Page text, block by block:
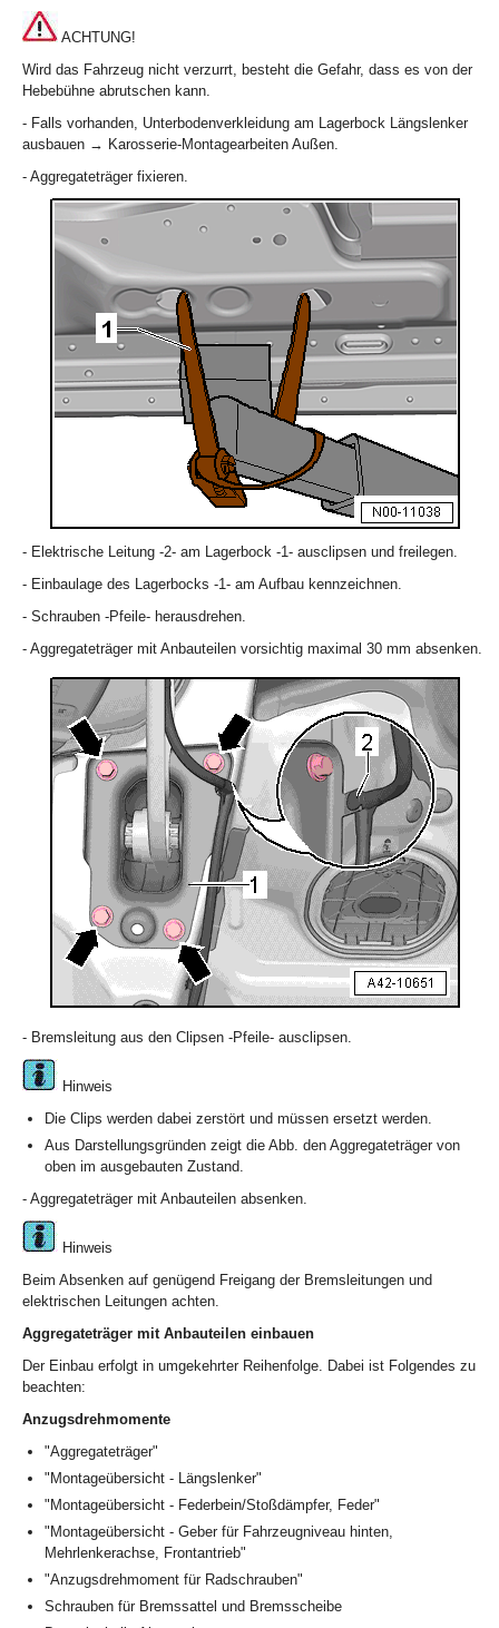
ACHTUNG!
Wird das Fahrzeug nicht verzurrt, besteht die Gefahr, dass es von der
Hebebühne abrutschen kann.
- Falls vorhanden, Unterbodenverkleidung am Lagerbock Längslenker
ausbauen → Karosserie-Montagearbeiten Außen.
- Aggregateträger fixieren.
- Elektrische Leitung -2- am Lagerbock -1- ausclipsen und freilegen.
- Einbaulage des Lagerbocks -1- am Aufbau kennzeichnen.
- Schrauben -Pfeile- herausdrehen.
- Aggregateträger mit Anbauteilen vorsichtig maximal 30 mm absenken.
- Bremsleitung aus den Clipsen -Pfeile- ausclipsen.
Hinweis
Die Clips werden dabei zerstört und müssen ersetzt werden.
Aus Darstellungsgründen zeigt die Abb. den Aggregateträger von
oben im ausgebauten Zustand.
- Aggregateträger mit Anbauteilen absenken.
Hinweis
Beim Absenken auf genügend Freigang der Bremsleitungen und
elektrischen Leitungen achten.
Aggregateträger mit Anbauteilen einbauen
Der Einbau erfolgt in umgekehrter Reihenfolge. Dabei ist Folgendes zu
beachten:
Anzugsdrehmomente
"Aggregateträger"
"Montageübersicht - Längslenker"
"Montageübersicht - Federbein/Stoßdämpfer, Feder"
"Montageübersicht - Geber für Fahrzeugniveau hinten,
Mehrlenkerachse, Frontantrieb"
"Anzugsdrehmoment für Radschrauben"
Schrauben für Bremssattel und Bremsscheibe